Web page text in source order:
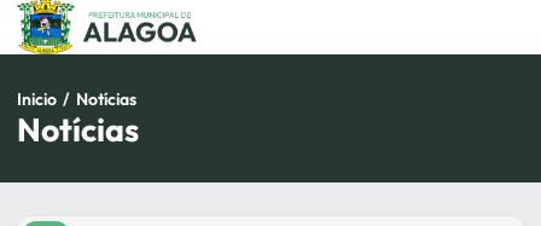
Pular
para
conteúdo
Inicio / Notícias
Notícias